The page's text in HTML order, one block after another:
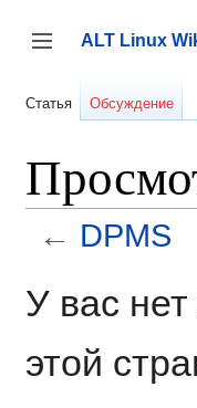
содержанию
Переключить боковую панель
ALT Linux
Статья Обсуждение
← DPMS
У вас
этой